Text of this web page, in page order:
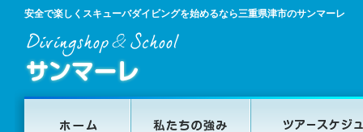
安全で楽しくスキューバダイビングを始めるなら三重県津市のサンマーレ